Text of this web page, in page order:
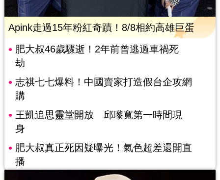
Apink走過15年粉紅奇蹟！8/8相約高雄巨蛋
肥大叔46歲驟逝！2年前曾逃過車禍死
劫
志祺七七爆料！中國賣家打造假台企攻網
購
王凱追思靈堂開放 邱瓈寬第一時間現
身
肥大叔真正死因疑曝光！氣色超差還開直
播